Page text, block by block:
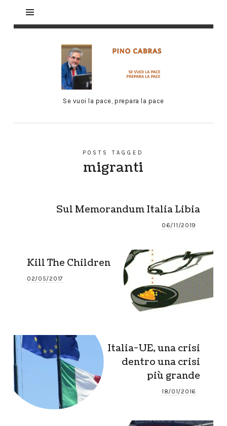
Se vuoi la pace, prepara la pace
POSTS TAGGED
migranti
Sul Memorandum Italia Libia
06/11/2019
Kill The Children
02/05/2017
Italia-UE, una crisi
dentro una crisi
più grande
18/01/2016